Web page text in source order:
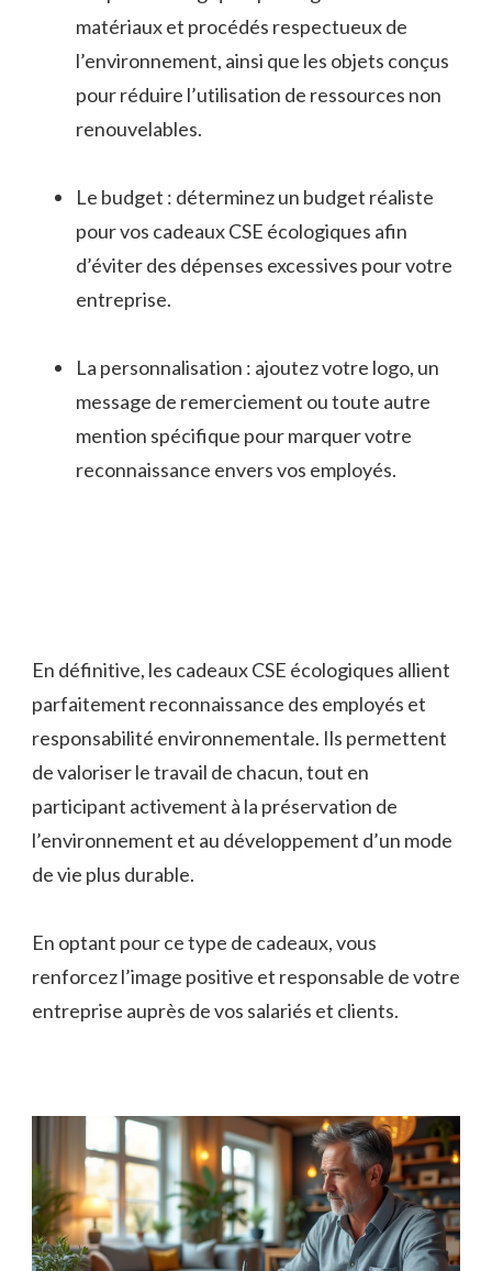
matériaux et procédés respectueux de
l’environnement, ainsi que les objets conçus
pour réduire l’utilisation de ressources non
renouvelables.
Le budget : déterminez un budget réaliste
pour vos cadeaux CSE écologiques afin
d’éviter des dépenses excessives pour votre
entreprise.
La personnalisation : ajoutez votre logo, un
message de remerciement ou toute autre
mention spécifique pour marquer votre
reconnaissance envers vos employés.
En définitive, les cadeaux CSE écologiques allient
parfaitement reconnaissance des employés et
responsabilité environnementale. Ils permettent
de valoriser le travail de chacun, tout en
participant activement à la préservation de
l’environnement et au développement d’un mode
de vie plus durable.
En optant pour ce type de cadeaux, vous
renforcez l’image positive et responsable de votre
entreprise auprès de vos salariés et clients.